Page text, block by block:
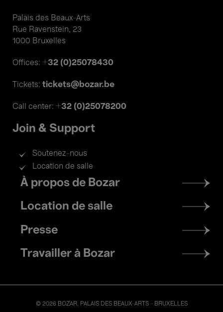
Palais des Beaux-Arts
Rue Ravenstein, 23
1000 Bruxelles
Offices: +32 (0)25078430
Tickets: tickets@bozar.be
Call center: +32 (0)25078200
Join & Support
Soutenez-nous
Location de salle
Footer
menu
À propos de Bozar
Location de salle
Presse
Travailler à Bozar
© 2026 BOZAR. PALAIS DES BEAUX-ARTS - BRUXELLES